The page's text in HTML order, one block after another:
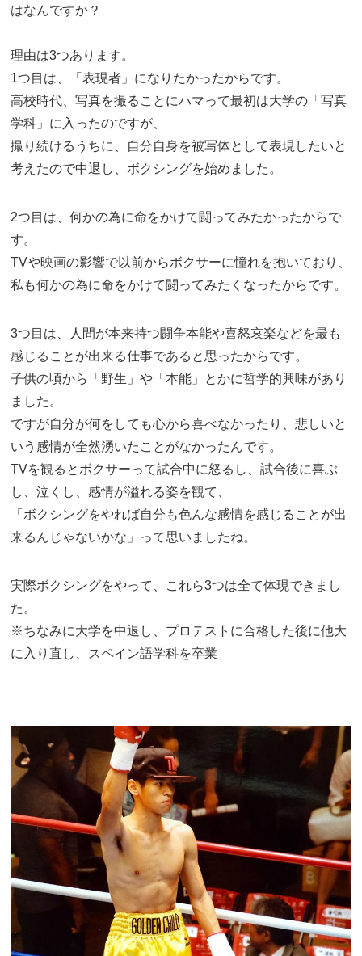
はなんですか？
理由は3つあります。
1つ目は、「表現者」になりたかったからです。
高校時代、写真を撮ることにハマって最初は大学の「写真
学科」に入ったのですが、
撮り続けるうちに、自分自身を被写体として表現したいと
考えたので中退し、ボクシングを始めました。
2つ目は、何かの為に命をかけて闘ってみたかったからで
す。
TVや映画の影響で以前からボクサーに憧れを抱いており、
私も何かの為に命をかけて闘ってみたくなったからです。
3つ目は、人間が本来持つ闘争本能や喜怒哀楽などを最も
感じることが出来る仕事であると思ったからです。
子供の頃から「野生」や「本能」とかに哲学的興味があり
ました。
ですが自分が何をしても心から喜べなかったり、悲しいと
いう感情が全然湧いたことがなかったんです。
TVを観るとボクサーって試合中に怒るし、試合後に喜ぶ
し、泣くし、感情が溢れる姿を観て、
「ボクシングをやれば自分も色んな感情を感じることが出
来るんじゃないかな」って思いましたね。
実際ボクシングをやって、これら3つは全て体現できまし
た。
※ちなみに大学を中退し、プロテストに合格した後に他大
に入り直し、スペイン語学科を卒業